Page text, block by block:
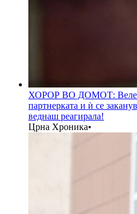
ХОРОР ВО ДОМОТ:
партнерката и ѝ се
веднаш реагирала!
Црна Хроника•